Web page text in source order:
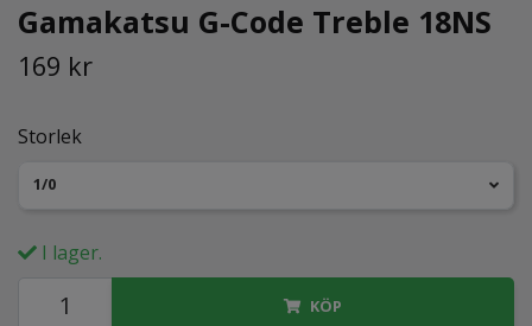
Gamakatsu G-Code Treble 18NS
169 kr
Storlek
1/0
I lager.
KÖP